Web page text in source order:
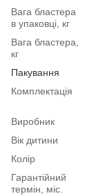
Вага бластера
в упаковці, кг
Вага бластера,
кг
Пакування
Комплектація
Виробник
Вік дитини
Колір
Гарантійний
термін, міс.